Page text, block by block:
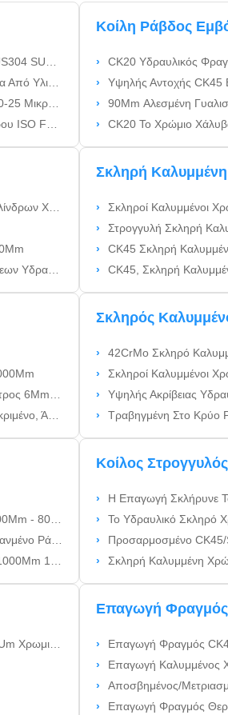
Ελάχιστη HV900
250 Χιλιοστών
Κυλίνδρους
Κυλίνδρους
Κοίλη Ράβδος
CK20 Υδραυλικός
Υψηλής Αντοχής
90Mm Αλεσμένη
CK20 Το Χρώμιο Χάλυβα
Σκληρή
Σκληροί Καλυμμένοι Χρώμιο
Στρογγυλή Σκληρή
CK45 Σκληρή
CK45, Σκληρή Καλυμμένη
- 1000Mm
Άξονας
Σκληρός
42CrMo Σκληρό
Σκληροί Καλυμμένοι
Υψηλής Ακρίβειας
Τραβηγμένη Στο
- 8000Mm
Κύλινδρο
- 8000Mm
Κοίλος
Η Επαγωγή Σκλήρυνε
Το Υδραυλικό Σκληρό
Προσαρμοσμένο CK45/
Σκληρή Καλυμμένη Χρώμιο
HRC50-58
Επαγωγή Φραγμός
Επαγωγή Φραγμός
Επαγωγή Καλυμμένος
Αποσβημένος/
Επαγωγή Φραγμός